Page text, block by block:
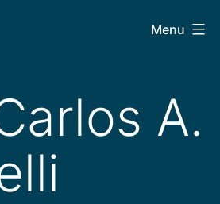
Menu
A.